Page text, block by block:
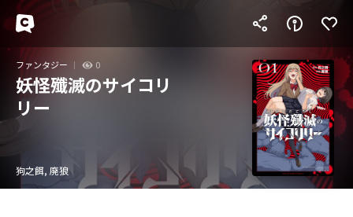
ファンタジー 0
妖怪殲滅のサイコリ
リー
狗之餌, 廃狼